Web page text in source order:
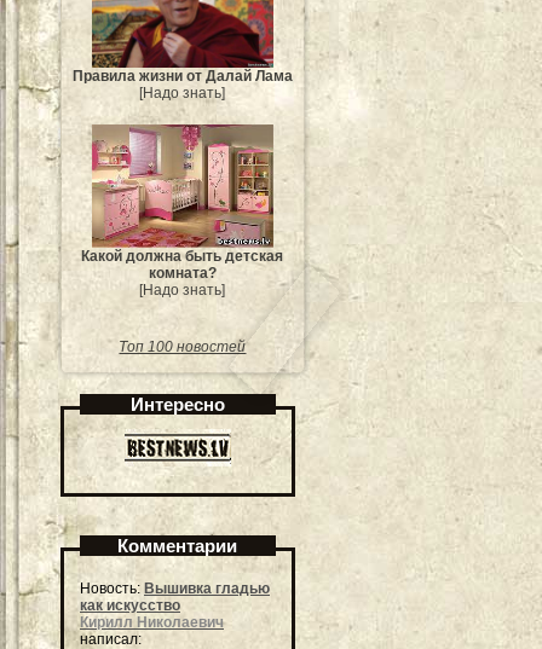
Правила жизни от Далай Лама
[Надо знать]
Какой должна быть детская
комната?
[Надо знать]
Топ 100 новостей
Интересно
Комментарии
Новость: Вышивка гладью
как искусство
Кирилл Николаевич
написал: